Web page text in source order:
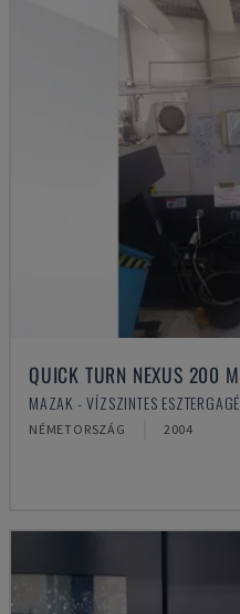
QUICK TURN NEXUS 200
MAZAK - VÍZSZINTES
NÉMETORSZÁG 2004